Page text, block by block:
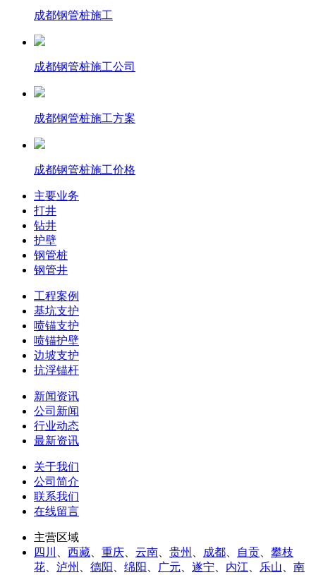
成都钢管桩施工
成都钢管桩施工公司
成都钢管桩施工方案
成都钢管桩施工价格
主要业务
打井
钻井
护壁
钢管桩
钢管井
工程案例
基坑支护
喷锚支护
喷锚护壁
边坡支护
抗浮锚杆
新闻资讯
公司新闻
行业动态
最新资讯
关于我们
公司简介
联系我们
在线留言
主营区域
四川
西藏 重庆 云南 贵州 成都 自贡
攀枝
花
泸州 德阳 绵阳 广元 遂宁 内江 乐山 南